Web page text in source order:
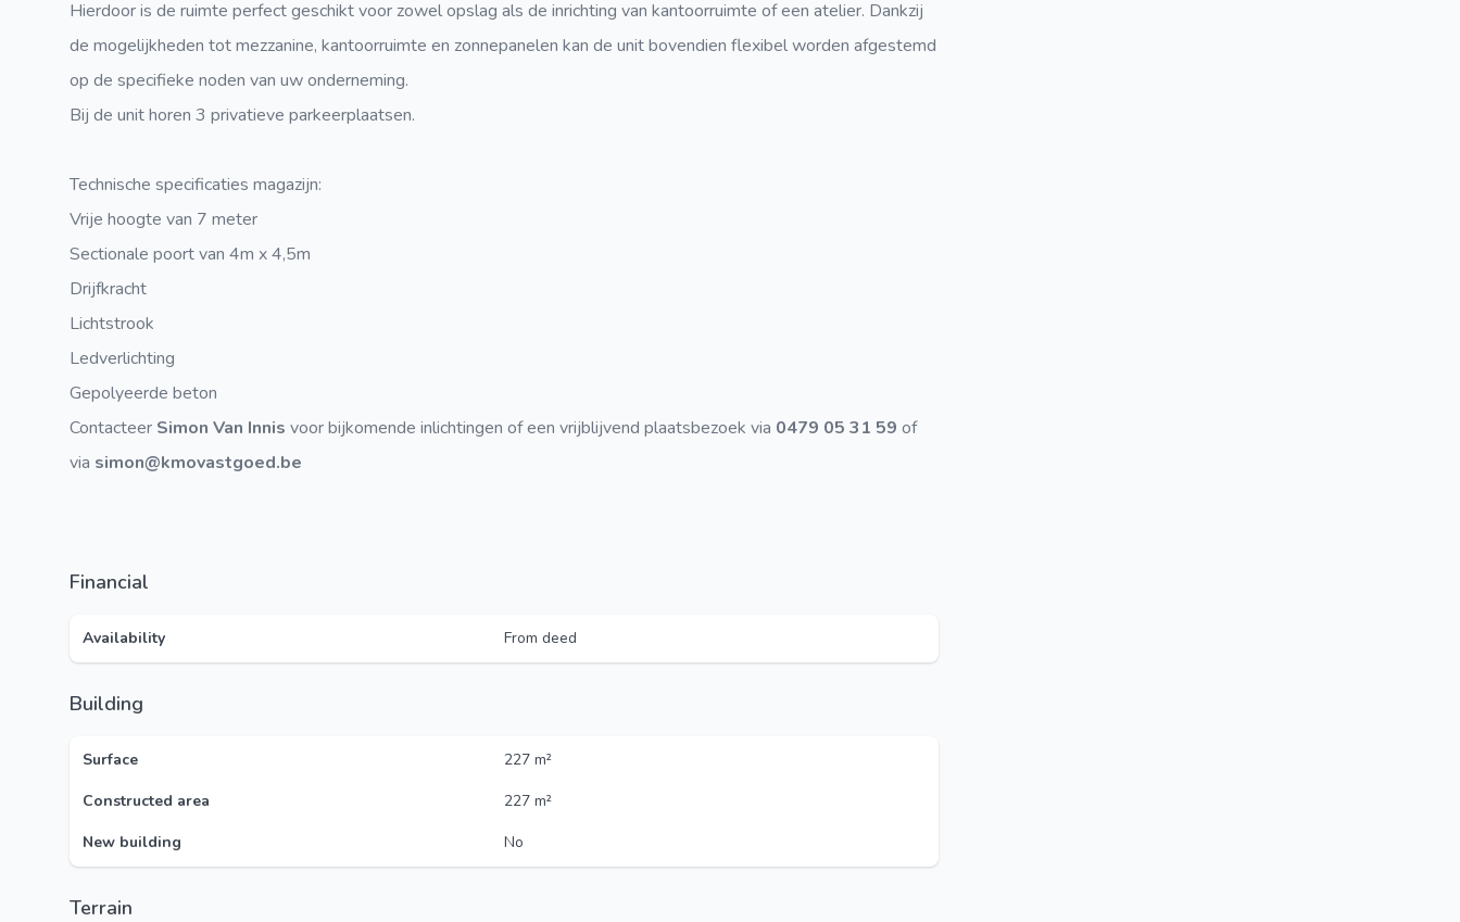
Hierdoor is de ruimte perfect geschikt voor zowel opslag als de inrichting van kantoorruimte of een atelier. Dankzij
de mogelijkheden tot mezzanine, kantoorruimte en zonnepanelen kan de unit bovendien flexibel worden afgestemd
op de specifieke noden van uw onderneming.
Bij de unit horen 3 privatieve parkeerplaatsen.
Technische specificaties magazijn:
Vrije hoogte van 7 meter
Sectionale poort van 4m x 4,5m
Drijfkracht
Lichtstrook
Ledverlichting
Gepolyeerde beton
Contacteer Simon Van Innis voor bijkomende inlichtingen of een vrijblijvend plaatsbezoek via 0479 05 31 59 of
via simon@kmovastgoed.be
Financial
Availability From deed
Building
Surface
227 m²
Constructed area
227 m²
New building
No
Terrain